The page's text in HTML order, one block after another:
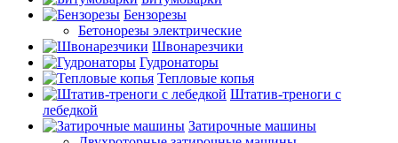
Бензорезы
Бетонорезы электрические
Швонарезчики
Гудронаторы
Тепловые копья
Штатив-треноги с
лебедкой
Затирочные машины